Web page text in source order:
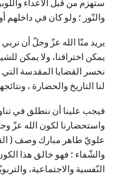
ستهزم من قبل الأعداء
والنّور ؛ ولو كان في داخلهم
يريد منّا الله عزّ وجلّ أن
يمكن اختراقنا، ولا يمكن
نخسر القضايا المقدسة التي
لنا التاريخ والحضارة ،
فيجب علينا أن ننطلق في
واستحضارنا لكون الله عزّ
علويّ طاهر مبارك وصف (
والشّفاء ؛ فهو خالق هذا
النّفسية والاجتماعية،